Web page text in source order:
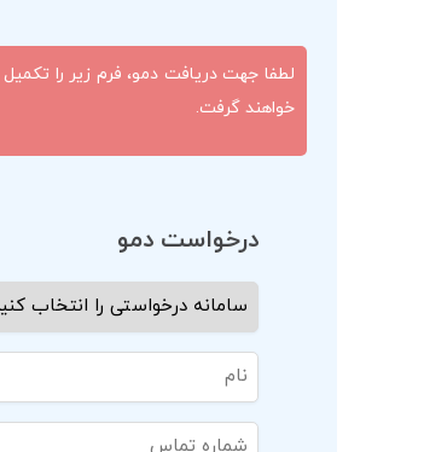
لطفا جهت دریافت دمو، فرم زیر را
خواهند گرفت.
درخواست دمو
ماهیت
سازمان
درخواست
کننده:
(ضروری)
نام
و
نام
شماره